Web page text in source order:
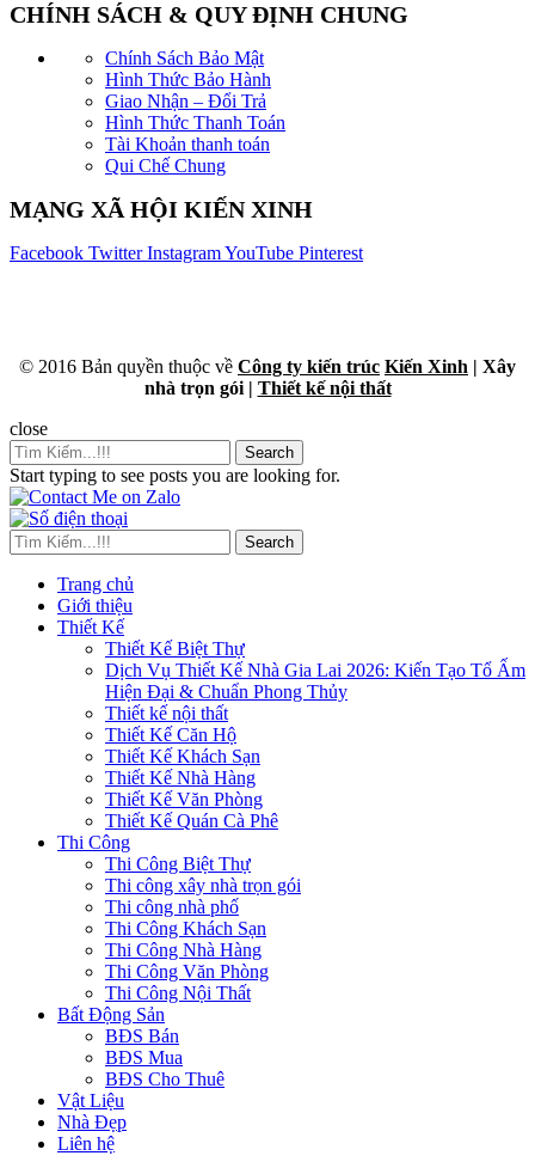
CHÍNH SÁCH & QUY ĐỊNH CHUNG
Chính Sách Bảo Mật
Hình Thức Bảo Hành
Giao Nhận – Đổi Trả
Hình Thức Thanh Toán
Tài Khoản thanh toán
Qui Chế Chung
MẠNG XÃ HỘI KIẾN XINH
Facebook Twitter InstagramYouTube Pinterest
© 2016 Bản quyền thuộc về Công ty kiến trúc Kiến Xinh | Xây
nhà trọn gói | Thiết kế nội thất
close
Search
Start typing to see posts you are looking for.
Search
Trang chủ
Giới thiệu
Thiết Kế
Thiết Kế Biệt Thự
Dịch Vụ Thiết Kế Nhà Gia Lai 2026: Kiến Tạo Tổ Ấm
Hiện Đại & Chuẩn Phong Thủy
Thiết kế nội thất
Thiết Kế Căn Hộ
Thiết Kế Khách Sạn
Thiết Kế Nhà Hàng
Thiết Kế Văn Phòng
Thiết Kế Quán Cà Phê
Thi Công
Thi Công Biệt Thự
Thi công xây nhà trọn gói
Thi công nhà phố
Thi Công Khách Sạn
Thi Công Nhà Hàng
Thi Công Văn Phòng
Thi Công Nội Thất
Bất Động Sản
BĐS Bán
BĐS Mua
BĐS Cho Thuê
Vật Liệu
Nhà Đẹp
Liên hệ